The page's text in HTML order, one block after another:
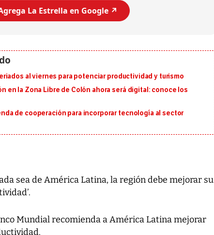
La Estrella en Google ↗️
al viernes para potenciar productividad y turismo
en la Zona Libre de Colón ahora será digital: conoce los
de cooperación para incorporar tecnología al sector
sea de América Latina, la región debe mejorar su
Mundial recomienda a América Latina mejorar
Entre recuerdos y escuetas
da Silva, oficializó este domingo su
candidatura...